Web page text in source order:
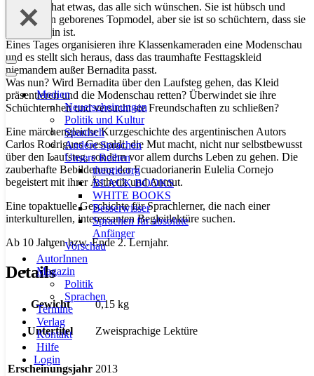
Navigationsmenü
Navigationsmenü
Medien
Neuerscheinungen
Politik und Kultur
Spanisch
Andere Sprachen
Unsere Reihen
theorie.org
BLACK BOOKS
WHITE BOOKS
Besserwisser
Sprachen für absolute
Anfänger
Vorschau
AutorInnen
Magazin
Politik
Sprachen
Termine
Verlag
Kontakt
Hilfe
Login
Bernadita hat etwas, das alle sich wünschen. Sie ist hübsch und
elegant, ein geborenes Topmodel, aber sie ist so schüchtern, dass sie
immer allein ist.
Eines Tages organisieren ihre Klassenkameraden eine Modenschau
und es stellt sich heraus, dass das traumhafte Festtagskleid
niemandem außer Bernadita passt.
Was nun? Wird Bernadita über den Laufsteg gehen, das Kleid
präsentieren und die Modenschau retten? Überwindet sie ihre
Schüchternheit und versucht sie Freundschaften zu schließen?
Eine märchengleiche Kurzgeschichte des argentinischen Autors
Carlos Rodrigues Gesualdi, die Mut macht, nicht nur selbstbewusst
über den Laufsteg, sondern vor allem durchs Leben zu gehen. Die
zauberhafte Bebilderung der Ecuadorianerin Eulelia Cornejo
begeistert mit ihrer Ästhetik und Anmut.
Eine topaktuelle Geschichte für Sprachlerner, die nach einer
interkulturellen, interessanten Begleitlektüre suchen.
Ab 10 Jahren bzw. Ende 2. Lernjahr.
Details
Gewicht 0,15 kg
Untertitel Zweisprachige Lektüre
Erscheinungsjahr 2013